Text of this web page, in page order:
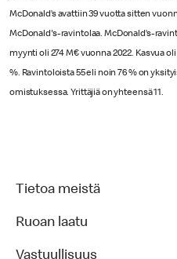
McDonald’s avattiin 39 vuotta sitten
McDonald's-ravintolaa. McDonald’s-
myynti oli 274 M€ vuonna 2022. Kasvua
%. Ravintoloista 55 eli noin 76 % on
omistuksessa. Yrittäjiä on yhteensä 11.
Tietoa meistä
Ruoan laatu
Vastuullisuus